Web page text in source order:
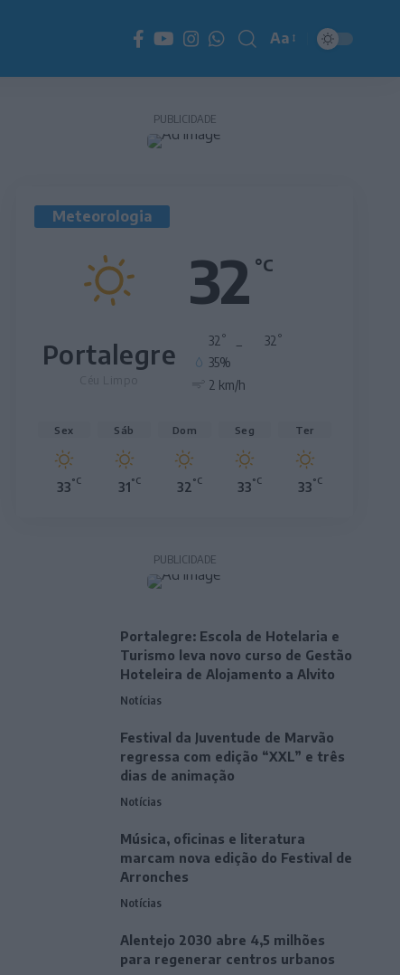
Redimensionador
de
Aa
PUBLICIDADE
Meteorologia
32 °C
Portalegre 32 ° 32 °
35%
2 km/h
Sex
33°C
Sáb
31°C
Dom
32°C
Seg
33°C
Ter
33°C
PUBLICIDADE
Portalegre: Escola de Hotelaria e
Turismo leva novo curso de Gestão
Hoteleira de Alojamento a Alvito
Notícias
Festival da Juventude de Marvão
regressa com edição “XXL” e três
dias de animação
Notícias
Música, oficinas e literatura
marcam nova edição do Festival de
Arronches
Notícias
Alentejo 2030 abre 4,5 milhões
para regenerar centros urbanos